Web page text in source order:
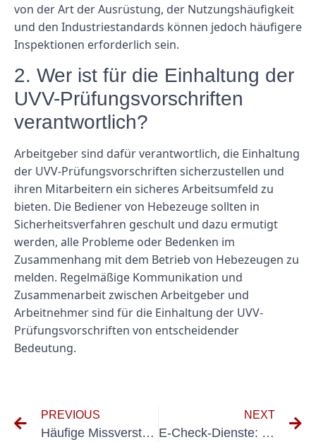
von der Art der Ausrüstung, der Nutzungshäufigkeit
und den Industriestandards können jedoch häufigere
Inspektionen erforderlich sein.
2. Wer ist für die Einhaltung der
UVV-Prüfungsvorschriften
verantwortlich?
Arbeitgeber sind dafür verantwortlich, die Einhaltung
der UVV-Prüfungsvorschriften sicherzustellen und
ihren Mitarbeitern ein sicheres Arbeitsumfeld zu
bieten. Die Bediener von Hebezeuge sollten in
Sicherheitsverfahren geschult und dazu ermutigt
werden, alle Probleme oder Bedenken im
Zusammenhang mit dem Betrieb von Hebezeugen zu
melden. Regelmäßige Kommunikation und
Zusammenarbeit zwischen Arbeitgeber und
Arbeitnehmer sind für die Einhaltung der UVV-
Prüfungsvorschriften von entscheidender
Bedeutung.
PREVIOUS
Häufige Missverständnisse über DIN VDE 0701/0702 2008-06: Mythen entlarven
NEXT
E-Check-Dienste: Eine bequeme und kostengünstige Zahlungslösung